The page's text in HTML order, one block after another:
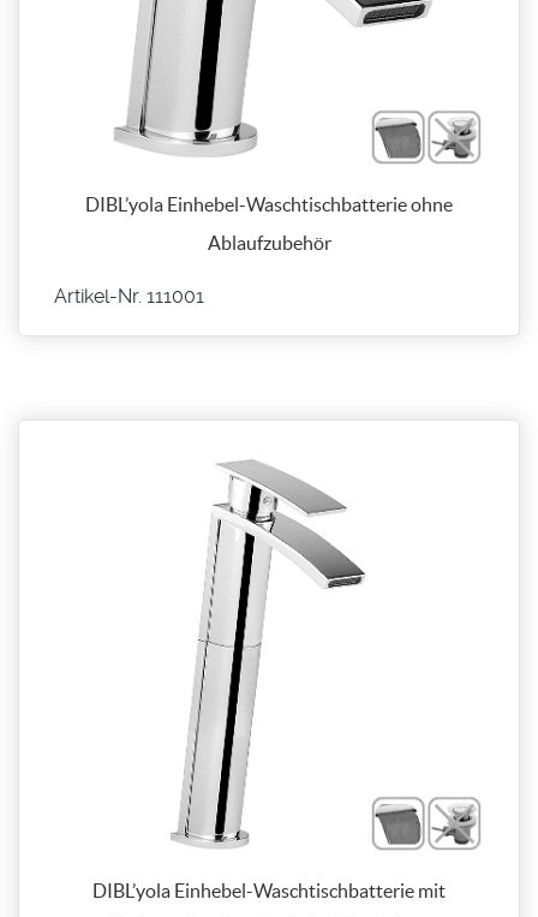
DIBL’yola Einhebel-Waschtischbatterie ohne
Ablaufzubehör
Artikel-Nr. 111001
DIBL’yola Einhebel-Waschtischbatterie mit